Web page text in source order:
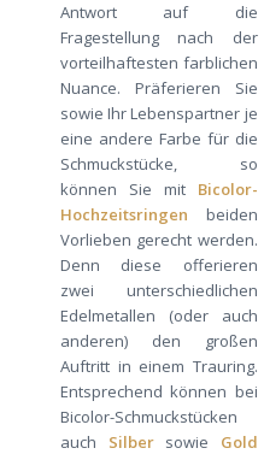
Antwort auf die
Fragestellung nach der
vorteilhaftesten farblichen
Nuance. Präferieren Sie
sowie Ihr Lebenspartner je
eine andere Farbe für die
Schmuckstücke, so
können Sie mit Bicolor-
Hochzeitsringen beiden
Vorlieben gerecht werden.
Denn diese offerieren
zwei unterschiedlichen
Edelmetallen (oder auch
anderen) den großen
Auftritt in einem Trauring.
Entsprechend können bei
Bicolor-Schmuckstücken
auch Silbersowie Gold